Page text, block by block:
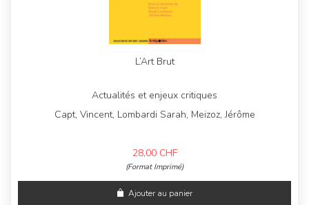
L’Art Brut
Actualités et enjeux critiques
Capt, Vincent, Lombardi Sarah, Meizoz, Jérôme
28,00 CHF
(Format Imprimé)
Ajouter au panier